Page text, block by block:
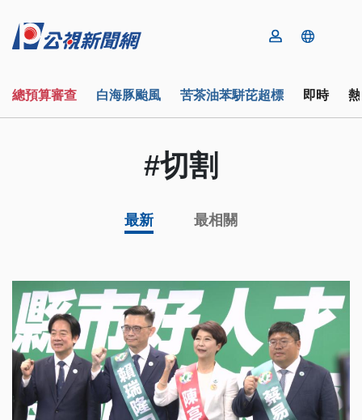
總預算審查 白海豚颱風 苦茶油苯駢芘超標 即時
#切割
最新 最相關